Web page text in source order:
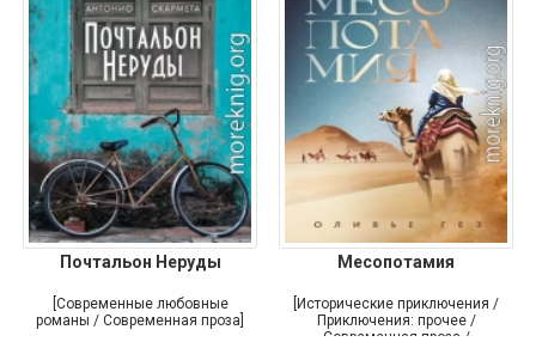
Почтальон Неруды
[Современные любовные
романы / Современная проза]
Месопотамия
[Исторические приключения /
Приключения: прочее /
Современная проза /